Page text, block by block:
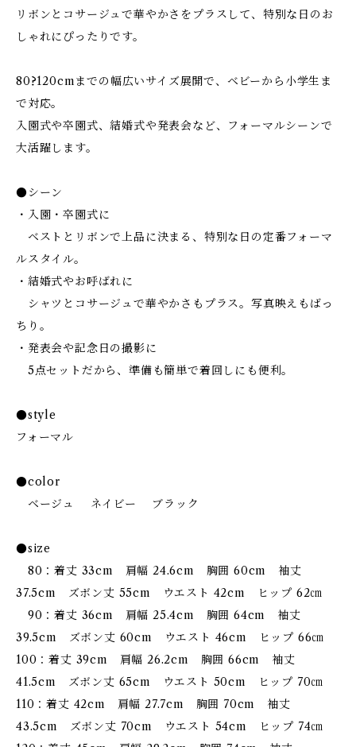
リボンとコサージュで華やかさをプラスして、特別な日のお
しゃれにぴったりです。
80?120cmまでの幅広いサイズ展開で、ベビーから小学生ま
で対応。
入園式や卒園式、結婚式や発表会など、フォーマルシーンで
大活躍します。
●シーン
・入園・卒園式に
ベストとリボンで上品に決まる、特別な日の定番フォーマ
ルスタイル。
・結婚式やお呼ばれに
シャツとコサージュで華やかさもプラス。写真映えもばっ
ちり。
・発表会や記念日の撮影に
5点セットだから、準備も簡単で着回しにも便利。
●style
フォーマル
●color
ベージュ ネイビー ブラック
●size
80：着丈 33cm 肩幅 24.6cm 胸囲 60cm 袖丈
37.5cm ズボン丈 55cm ウエスト 42cm ヒップ 62㎝
90：着丈 36cm 肩幅 25.4cm 胸囲 64cm 袖丈
39.5cm ズボン丈 60cm ウエスト 46cm ヒップ 66㎝
100：着丈 39cm 肩幅 26.2cm 胸囲 66cm 袖丈
41.5cm ズボン丈 65cm ウエスト 50cm ヒップ 70㎝
110：着丈 42cm 肩幅 27.7cm 胸囲 70cm 袖丈
43.5cm ズボン丈 70cm ウエスト 54cm ヒップ 74㎝